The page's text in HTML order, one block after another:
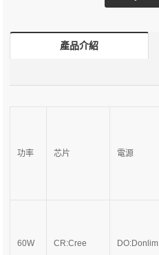
產品介紹
功率 芯片 電源
60W CR:Cree DO:Donlim